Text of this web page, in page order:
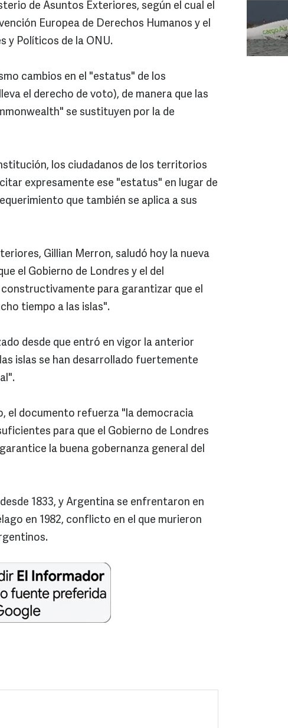
de Asuntos Exteriores, según el cual el
Europea de Derechos Humanos y el
y Políticos de la ONU.
cambios en el "estatus" de los
el derecho de voto), de manera que las
se sustituyen por la de
los ciudadanos de los territorios
expresamente ese "estatus" en lugar de
que también se aplica a sus
Gillian Merron, saludó hoy la nueva
el Gobierno de Londres y el del
para garantizar que el
tiempo a las islas".
desde que entró en vigor la anterior
islas se han desarrollado fuertemente
el documento refuerza "la democracia
para que el Gobierno de Londres
la buena gobernanza general del
1833, y Argentina se enfrentaron en
en 1982, conflicto en el que murieron